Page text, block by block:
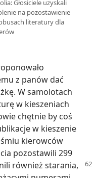
Głosiciele uzyskali
na pozostawienie
literatury dla
z panów dać
W samolotach
w kieszeniach
chętnie by coś
w kieszenie
kierowców
pozostawili 299
również starania,